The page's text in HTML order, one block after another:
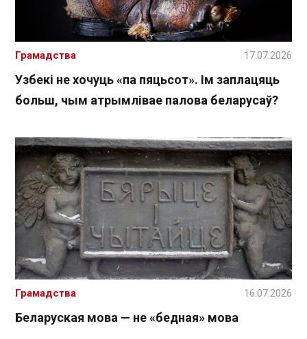
Узбекі не хочуць «па пяцьсот». Ім заплацяць
больш, чым атрымлівае палова беларусаў?
Грамадства 17.07.2026
Беларуская мова — не «бедная» мова
Грамадства 16.07.2026